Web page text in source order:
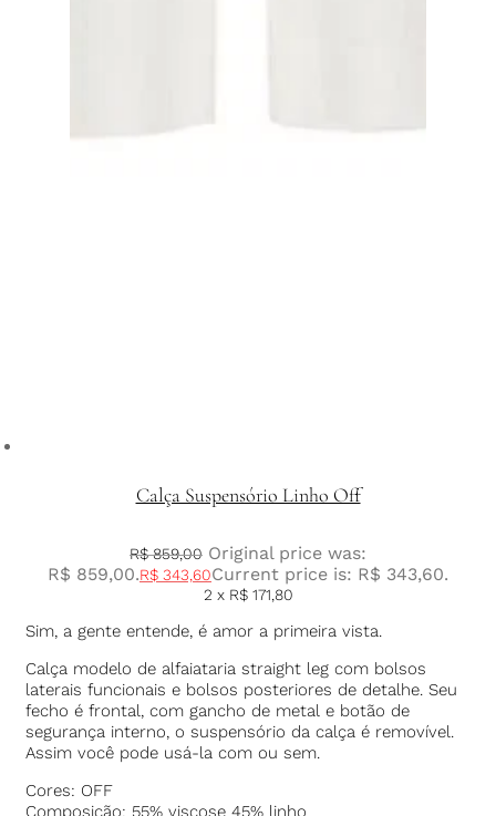
Calça Suspensório Linho Off
R$859,00 Original price was:
R$ 859,00.R$ 343,60Current price is: R$ 343,60.
2 x R$171,80
Sim, a gente entende, é amor a primeira vista.
Calça modelo de alfaiataria straight leg com bolsos
laterais funcionais e bolsos posteriores de detalhe. Seu
fecho é frontal, com gancho de metal e botão de
segurança interno, o suspensório da calça é removível.
Assim você pode usá-la com ou sem.
Cores: OFF
Composição: 55% viscose 45% linho